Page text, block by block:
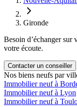
Gironde
Besoin d’échanger sur
votre écoute.
Contacter un conseiller
Nos biens neufs par
Immobilier neuf à
Immobilier neuf à Lyon
Immobilier neuf à